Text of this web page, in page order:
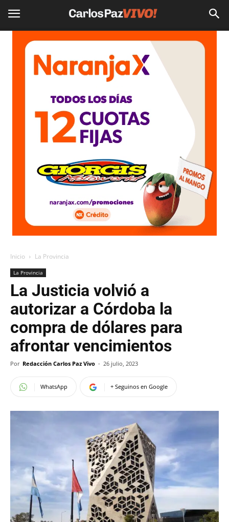
Inicio La Provincia
La Provincia
La Justicia volvió a
autorizar a Córdoba la
compra de dólares para
afrontar vencimientos
Por Redacción Carlos Paz Vivo - 26 julio, 2023
WhatsApp + Seguinos en Google